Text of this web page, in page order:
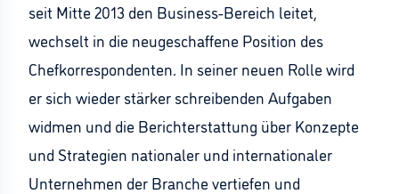
seit Mitte 2013 den Business-Bereich leitet,
wechselt in die neugeschaffene Position des
Chefkorrespondenten. In seiner neuen Rolle wird
er sich wieder stärker schreibenden Aufgaben
widmen und die Berichterstattung über Konzepte
und Strategien nationaler und internationaler
Unternehmen der Branche vertiefen und